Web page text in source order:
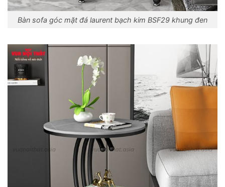
Bàn sofa góc mặt đá laurent bạch kim BSF29 khung đen